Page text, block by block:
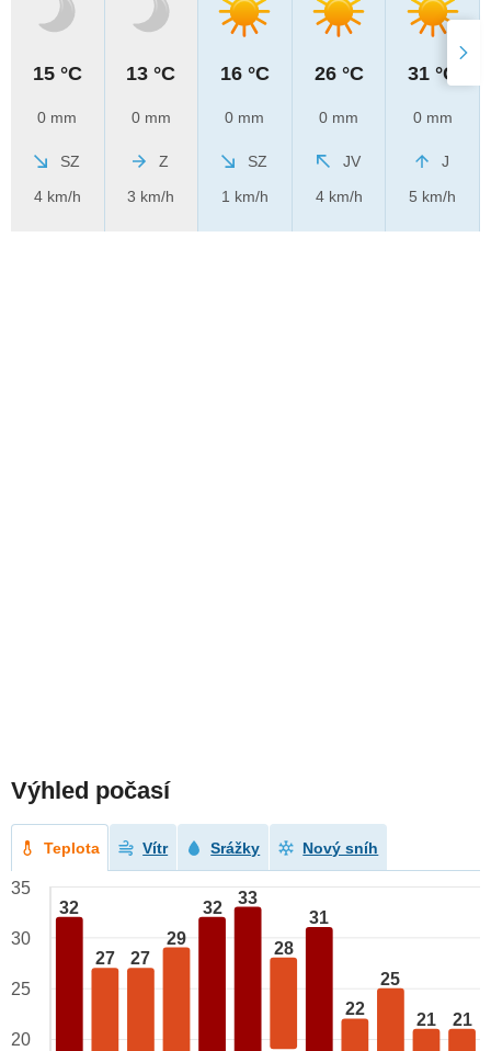
15 °C
0 mm
SZ
4 km/h
13 °C
0 mm
Z
3 km/h
16 °C
0 mm
SZ
1 km/h
26 °C
0 mm
JV
4 km/h
31 °C
0 mm
J
5 km/h
Výhled počasí
Teplota Vítr Srážky Nový sníh
32
27 27
29
32
33
28
31
22
25
21 21
35
30
25
20